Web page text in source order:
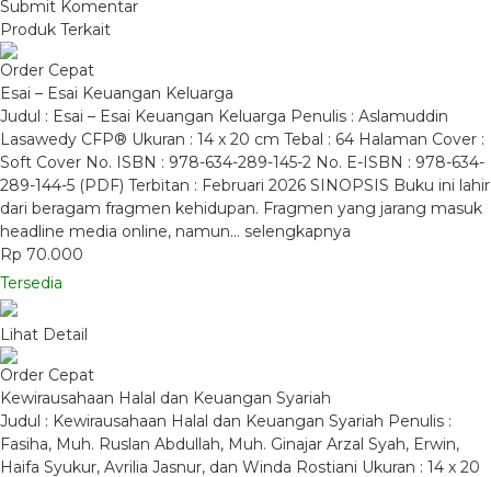
Produk Terkait
Order Cepat
Esai – Esai Keuangan Keluarga
Judul : Esai – Esai Keuangan Keluarga Penulis : Aslamuddin
Lasawedy CFP® Ukuran : 14 x 20 cm Tebal : 64 Halaman Cover :
Soft Cover No. ISBN : 978-634-289-145-2 No. E-ISBN : 978-634-
289-144-5 (PDF) Terbitan : Februari 2026 SINOPSIS Buku ini lahir
dari beragam fragmen kehidupan. Fragmen yang jarang masuk
headline media online, namun… selengkapnya
Rp 70.000
Tersedia
Lihat Detail
Order Cepat
Kewirausahaan Halal dan Keuangan Syariah
Judul : Kewirausahaan Halal dan Keuangan Syariah Penulis :
Fasiha, Muh. Ruslan Abdullah, Muh. Ginajar Arzal Syah, Erwin,
Haifa Syukur, Avrilia Jasnur, dan Winda Rostiani Ukuran : 14 x 20